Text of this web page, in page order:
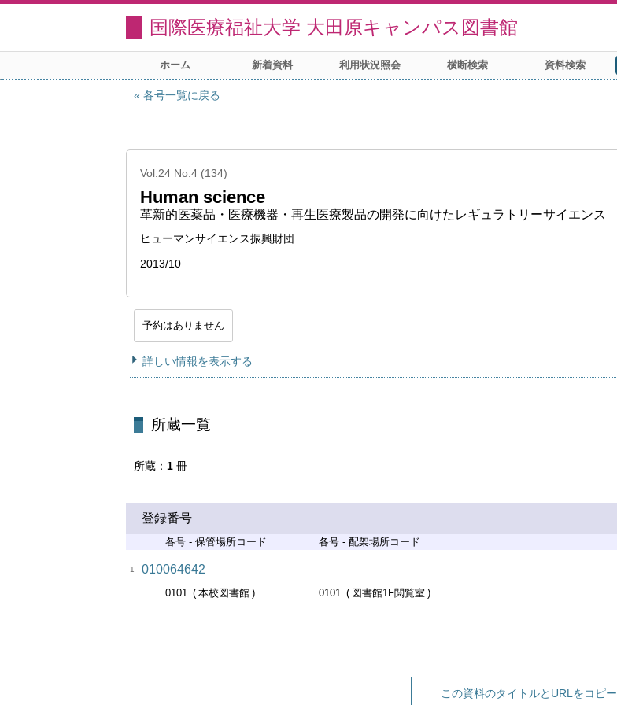
国際医療福祉大学 大田原キャンパス図書館
ホーム 新着資料 利用状況照会 横断検索 資料検索
各号一覧に戻る
Vol.24 No.4 (134)
Human science
革新的医薬品・医療機器・再生医療製品の開発に向けたレギュラトリーサイエンス
ヒューマンサイエンス振興財団
2013/10
予約はありません
詳しい情報を表示する
所蔵一覧
所蔵 1 冊
登録番号
各号 - 保管場所コード 各号 - 配架場所コード
1 010064642
0101 本校図書館 0101 図書館1F閲覧室
この資料のタイトルとURLをコピー